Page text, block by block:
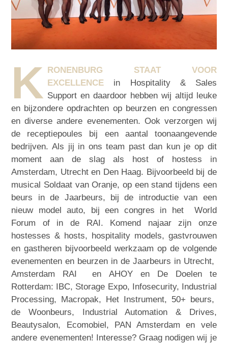
K RONENBURG STAAT VOOR
EXCELLENCE in Hospitality & Sales
Support en daardoor hebben wij altijd leuke
en bijzondere opdrachten op beurzen en congressen
en diverse andere evenementen. Ook verzorgen wij
de receptiepoules bij een aantal toonaangevende
bedrijven. Als jij in ons team past dan kun je op dit
moment aan de slag als host of hostess in
Amsterdam, Utrecht en Den Haag. Bijvoorbeeld bij de
musical Soldaat van Oranje, op een stand tijdens een
beurs in de Jaarbeurs, bij de introductie van een
nieuw model auto, bij een congres in het World
Forum of in de RAI. Komend najaar zijn onze
hostesses & hosts, hospitality models, gastvrouwen
en gastheren bijvoorbeeld werkzaam op de volgende
evenementen en beurzen in de Jaarbeurs in Utrecht,
Amsterdam RAI en AHOY en De Doelen te
Rotterdam: IBC, Storage Expo, Infosecurity, Industrial
Processing, Macropak, Het Instrument, 50+ beurs,
de Woonbeurs, Industrial Automation & Drives,
Beautysalon, Ecomobiel, PAN Amsterdam en vele
andere evenementen! Interesse? Graag nodigen wij je